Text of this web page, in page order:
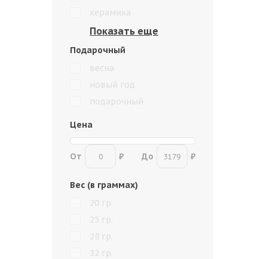
керамика
Подарочный
весна
новый год
подарочный
Цена
От ₽ До ₽
Вес (в граммах)
20 гр.
25 гр.
28 гр.
32 гр.